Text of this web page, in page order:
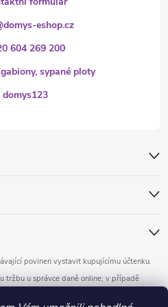
povinen vystavit kupujícímu účtenku.
tržbu u správce daně online; v případě
domys-eshop.cz
604 269 200
sypané ploty
domys123